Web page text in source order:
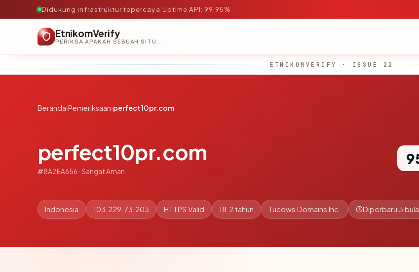
Didukung infrastruktur tepercaya·Uptime API: 99.95%
EtnikomVerify
PERIKSA APAKAH SEBUAH SITUS AMAN, TEPERCAYA, DAN TERVERIFIKASI DALAM HITUNGAN DETIK.
ETNIKOMVERIFY · ISSUE 22
Beranda›Pemeriksaan›perfect10pr.com
perfect10pr.com
#8A2EA656 · Sangat Aman
Indonesia 103.229.73.203 HTTPS Valid 18.2 tahun Tucows Domains Inc. Diperbarui3